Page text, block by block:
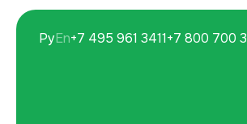
РуEn+7 495 961 3411+7 800 700